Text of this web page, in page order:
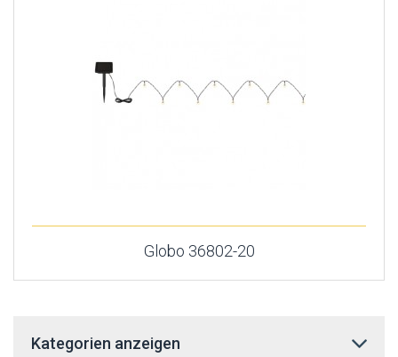
Globo 36802-20
Kategorien anzeigen